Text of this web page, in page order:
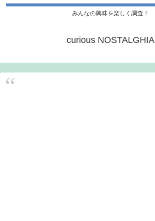
みんなの興味を楽しく調査！
curious NOSTALGHIA